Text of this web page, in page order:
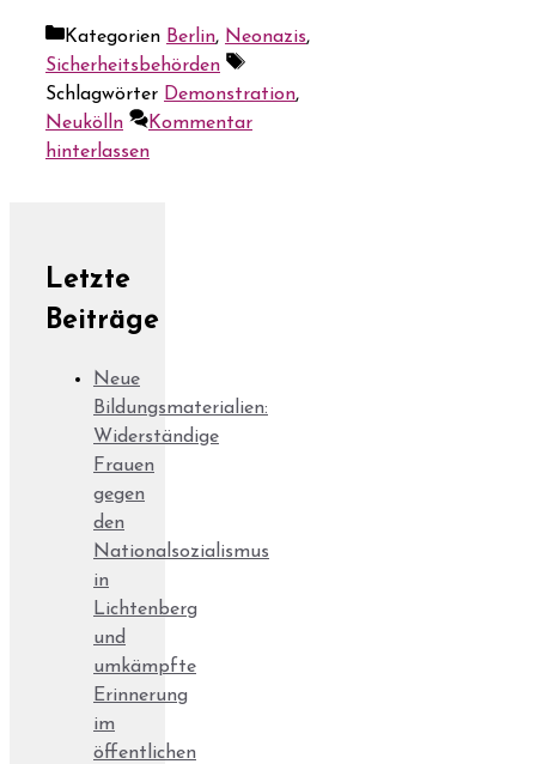
Kategorien Berlin, Neonazis,
Sicherheitsbehörden
Schlagwörter Demonstration,
Neukölln
Kommentar
hinterlassen
Letzte
Beiträge
Neue
Bildungsmaterialien:
Widerständige
Frauen
gegen
den
Nationalsozialismus
in
Lichtenberg
und
umkämpfte
Erinnerung
im
öffentlichen